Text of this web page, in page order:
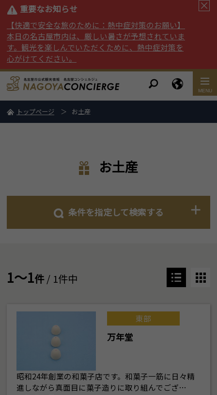
重要なお知らせ
【快適で安全な旅のために：熱中症対策のお願い】
本日の名古屋市内は、厳しい暑さが予想されていま
す。観光を楽しんでいただくために、熱中症対策を
心がけてください。
トップページ お土産
お土産
条件を指定して検索する
1～1件/ 1件中
東部
万年堂
昭和24年創業の和菓子店です。和菓子一筋に日々精
進しながら真面目に菓子造りに取り組んでござ…